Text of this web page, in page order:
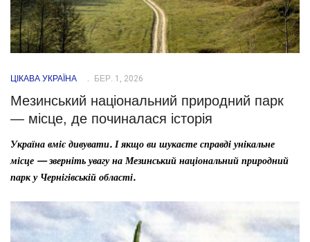
ЦІКАВА УКРАЇНА БЕР. 1, 2026
Мезинський національний природний парк
— місце, де починалася історія
Україна вміє дивувати. І якщо ви шукаєте справді унікальне
місце — зверніть увагу на Мезинський національний природний
парк у Чернігівській області.